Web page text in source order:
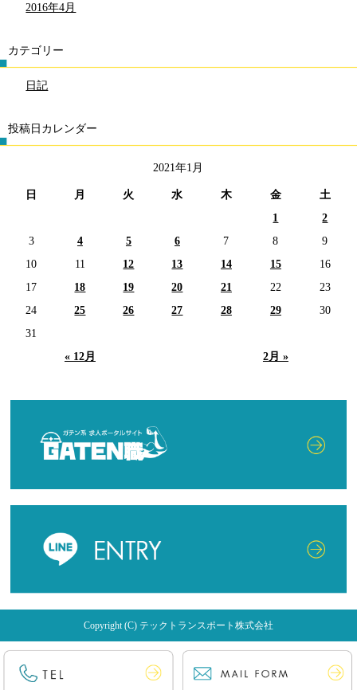
2016年4月
カテゴリー
日記
投稿日カレンダー
2021年1月
日 月 火 水 木 金 土
« 12月 2月 »
1
2
3
4 5 6 7 8
9
10
11 12 13 14 15
16
17
18 19 20 21 22
23
24
25 26 27 28 29
30
31
Copyright (C) テックトランスポート株式会社